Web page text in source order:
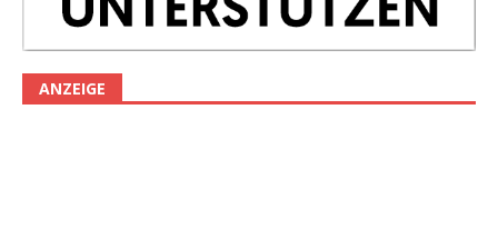
ANZEIGE